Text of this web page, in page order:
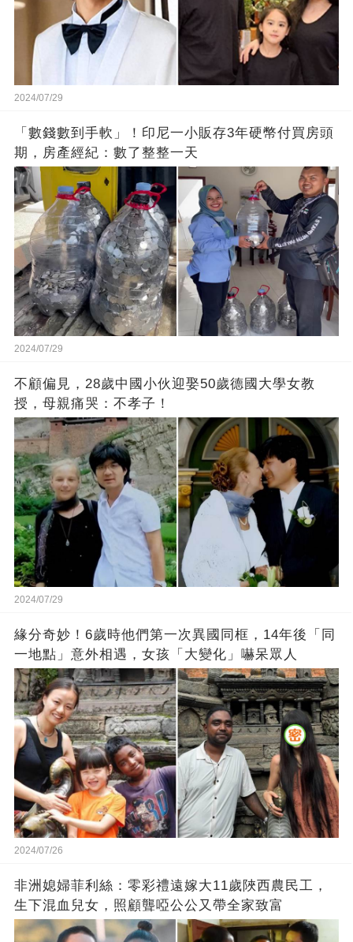
2024/07/29
「數錢數到手軟」！印尼一小販存3年硬幣付買房頭
期，房產經紀：數了整整一天
2024/07/29
不顧偏見，28歲中國小伙迎娶50歲德國大學女教
授，母親痛哭：不孝子！
2024/07/29
緣分奇妙！6歲時他們第一次異國同框，14年後「同
一地點」意外相遇，女孩「大變化」嚇呆眾人
2024/07/26
非洲媳婦菲利絲：零彩禮遠嫁大11歲陜西農民工，
生下混血兒女，照顧聾啞公公又帶全家致富